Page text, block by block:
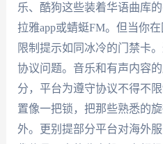
乐、酷狗这些装着华语曲库
拉雅app或蜻蜓FM。但当你
限制提示如同冰冷的门禁卡
协议问题。音乐和有声内容
分，平台为遵守协议不得不
置像一把锁，把那些熟悉的
外。更别提部分平台对海外